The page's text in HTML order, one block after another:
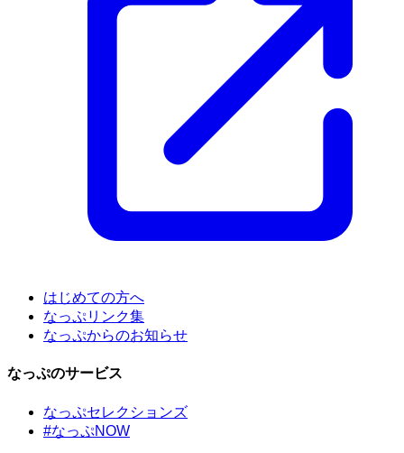
はじめての方へ
なっぷリンク集
なっぷからのお知らせ
なっぷのサービス
なっぷセレクションズ
#なっぷNOW